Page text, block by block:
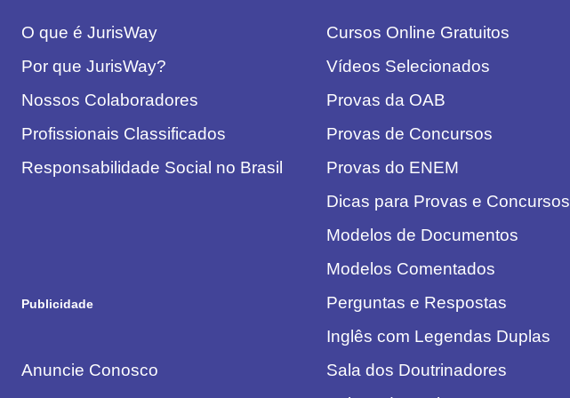
O que é JurisWay
Por que JurisWay?
Nossos Colaboradores
Profissionais Classificados
Responsabilidade Social no Brasil
Publicidade
Anuncie Conosco
Cursos Online Gratuitos
Vídeos Selecionados
Provas da OAB
Provas de Concursos
Provas do ENEM
Dicas para Provas e Concursos
Modelos de Documentos
Modelos Comentados
Perguntas e Respostas
Inglês com Legendas Duplas
Sala dos Doutrinadores